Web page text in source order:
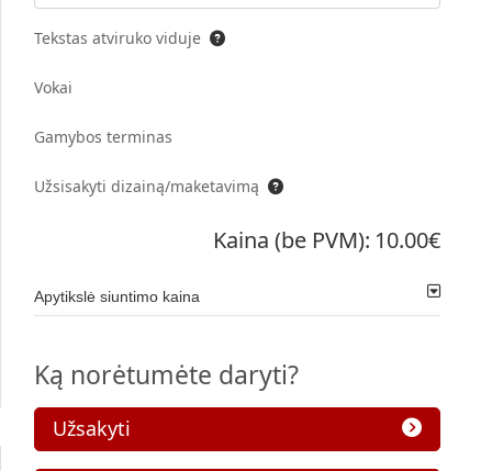
Tekstas atviruko viduje
Vokai
Gamybos terminas
Užsisakyti dizainą/maketavimą
Kaina (be PVM): 10.00€
Apytikslė siuntimo kaina
Ką norėtumėte daryti?
Užsakyti